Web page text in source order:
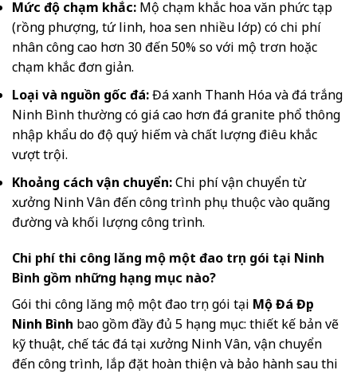
Mức độ chạm khắc: Mộ chạm khắc hoa văn phức tạp
(rồng phượng, tứ linh, hoa sen nhiều lớp) có chi phí
nhân công cao hơn 30 đến 50% so với mộ trơn hoặc
chạm khắc đơn giản.
Loại và nguồn gốc đá:Đá xanh Thanh Hóa và đá trắng
Ninh Bình thường có giá cao hơn đá granite phổ thông
nhập khẩu do độ quý hiếm và chất lượng điêu khắc
vượt trội.
Khoảng cách vận chuyển:Chi phí vận chuyển từ
xưởng Ninh Vân đến công trình phụ thuộc vào quãng
đường và khối lượng công trình.
Chi phí thi công lăng mộ một đao trọn gói tại Ninh
Bình gồm những hạng mục nào?
Gói thi công lăng mộ một đao trọn gói tại Mộ Đá Đẹp
Ninh Bình bao gồm đầy đủ 5 hạng mục: thiết kế bản vẽ
kỹ thuật, chế tác đá tại xưởng Ninh Vân, vận chuyển
đến công trình, lắp đặt hoàn thiện và bảo hành sau thi